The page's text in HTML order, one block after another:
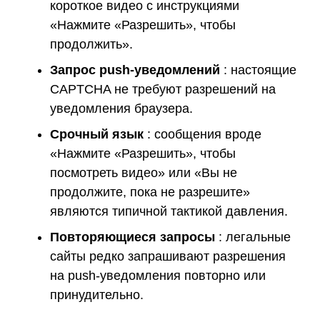
короткое видео с инструкциями
«Нажмите «Разрешить», чтобы
продолжить».
Запрос push-уведомлений : настоящие
CAPTCHA не требуют разрешений на
уведомления браузера.
Срочный язык : сообщения вроде
«Нажмите «Разрешить», чтобы
посмотреть видео» или «Вы не
продолжите, пока не разрешите»
являются типичной тактикой давления.
Повторяющиеся запросы : легальные
сайты редко запрашивают разрешения
на push-уведомления повторно или
принудительно.